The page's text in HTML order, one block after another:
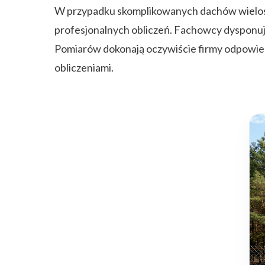
W przypadku skomplikowanych dachów
profesjonalnych obliczeń. Fachowcy
Pomiarów dokonają oczywiście firmy
obliczeniami.